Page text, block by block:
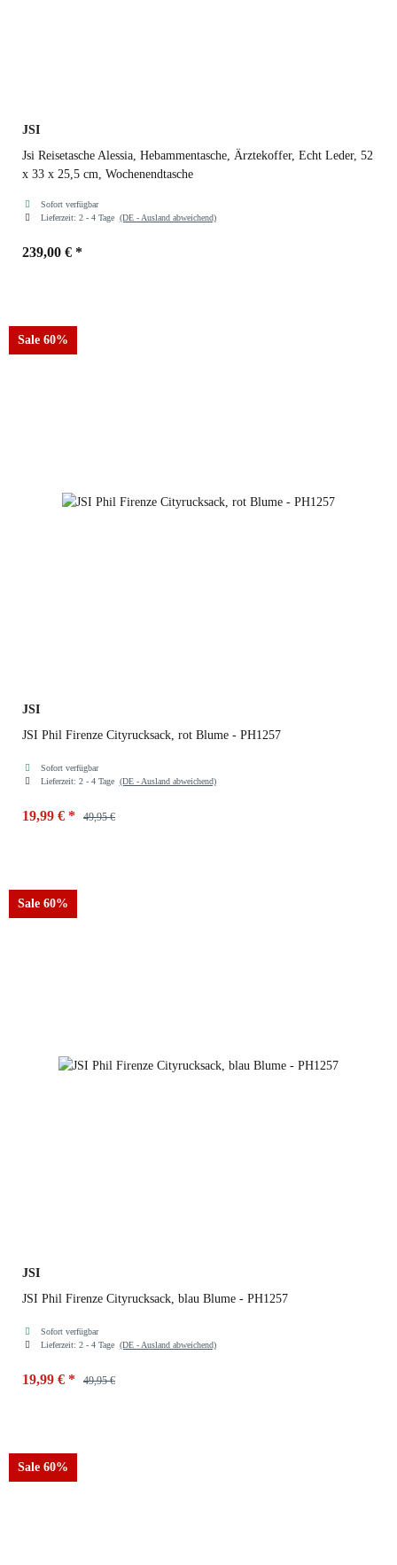
JSI
Jsi Reisetasche Alessia, Hebammentasche, Ärztekoffer, Echt Leder, 52
x 33 x 25,5 cm, Wochenendtasche
Sofort verfügbar
Lieferzeit: 2 - 4 Tage (DE - Ausland abweichend)
239,00 € *
Sale 60%
JSI
JSI Phil Firenze Cityrucksack, rot Blume - PH1257
Sofort verfügbar
Lieferzeit: 2 - 4 Tage (DE - Ausland abweichend)
19,99 € * 49,95 €
Sale 60%
JSI
JSI Phil Firenze Cityrucksack, blau Blume - PH1257
Sofort verfügbar
Lieferzeit: 2 - 4 Tage (DE - Ausland abweichend)
19,99 € * 49,95 €
Sale 60%